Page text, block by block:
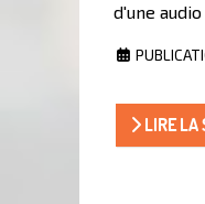
d'une audio
LIRE LA